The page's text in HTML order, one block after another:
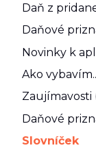
Daň z
Daňové
Novinky k
Ako
Zaujímavosti
Daňové
Slovníček